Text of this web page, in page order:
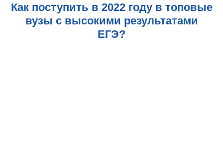
Как поступить в 2022 году в топовые
вузы с высокими результатами
ЕГЭ?